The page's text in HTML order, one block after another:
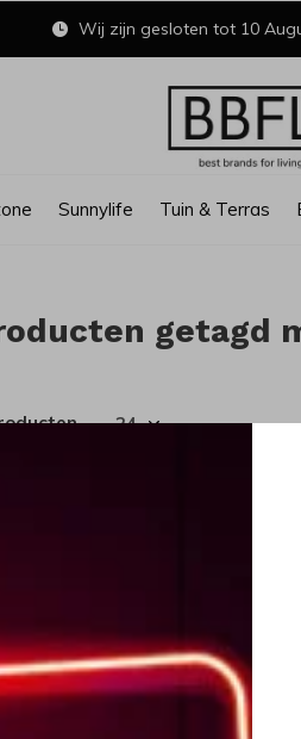
Sunnylife Tuin & Terras
Wij zijn gesloten tot 10
getagd